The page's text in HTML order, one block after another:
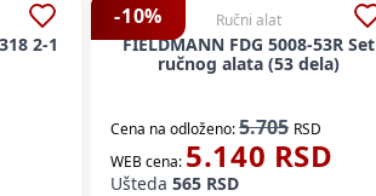
2-1
-10% Ručni alat
FIELDMANN FDG 5008-53R Set
ručnog alata (53 dela)
Cena na odloženo:5.705 RSD
WEB cena: 5.140 RSD
Ušteda 565 RSD